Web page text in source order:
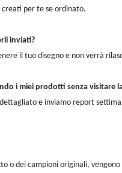
creati per te se ordinato.
inviati?
il tuo disegno e non verrà
i miei prodotti senza visitare
e inviamo report
o dei campioni originali,